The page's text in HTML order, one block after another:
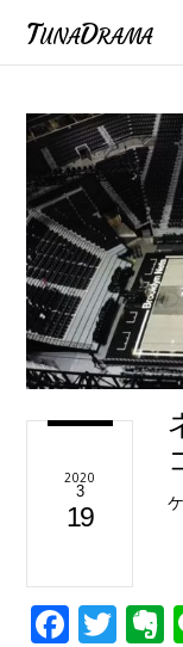
TunaDrama
2020
3
19
F
T